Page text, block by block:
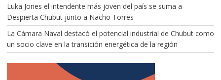
Luka Jones el intendente más joven del país se suma a
Despierta Chubut junto a Nacho Torres
La Cámara Naval destacó el potencial industrial de Chubut como
un socio clave en la transición energética de la región